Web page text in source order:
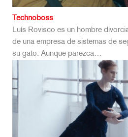
Technoboss
Luís Rovisco es un hombre
de una empresa de sistemas de
su gato. Aunque parezca…